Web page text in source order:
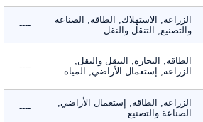
الزراعة, الاستهلاك, الطاقه, الصناعة
والتصنيع, التنقل والنقل
----
الطاقه, التجاره, التنقل والنقل,
الزراعة, إستعمال الأراضي, المياه
----
الزراعة, الطاقه, إستعمال الأراضي,
الصناعة والتصنيع
----